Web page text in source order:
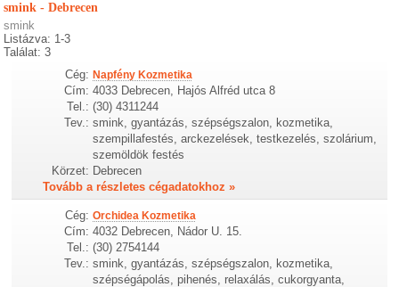
smink - Debrecen
smink
Listázva: 1-3
Találat: 3
Cég: Napfény Kozmetika
Cím: 4033 Debrecen, Hajós Alfréd utca 8
Tel.: (30) 4311244
Tev.: smink, gyantázás, szépségszalon, kozmetika,
szempillafestés, arckezelések, testkezelés, szolárium,
szemöldök festés
Körzet: Debrecen
Tovább a részletes cégadatokhoz »
Cég: Orchidea Kozmetika
Cím: 4032 Debrecen, Nádor U. 15.
Tel.: (30) 2754144
Tev.: smink, gyantázás, szépségszalon, kozmetika,
szépségápolás, pihenés, relaxálás, cukorgyanta,